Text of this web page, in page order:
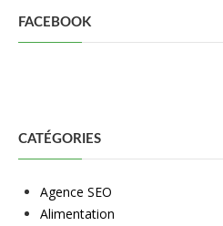
FACEBOOK
CATÉGORIES
Agence SEO
Alimentation